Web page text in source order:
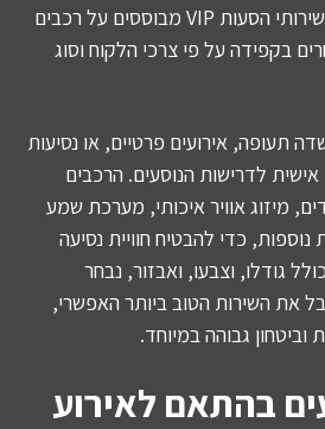
הלקוח ובהתאם לאירוע. שירותי הסעות VIP מבוססים על רכבים
בקפידה על פי צרכי הלקוח וסוג
תעופה, אירועים פרטיים, או נסיעות
לדרישות הנוסעים. הרכבים
מיזוג אוויר איכותי, מערכת שמע
כדי להבטיח חוויית נסיעה
גודלו, וצבעו, ואבזור, נבחר
את השירות הטוב ביותר האפשרי,
גבוהה במיוחד.
בהתאם לאירוע